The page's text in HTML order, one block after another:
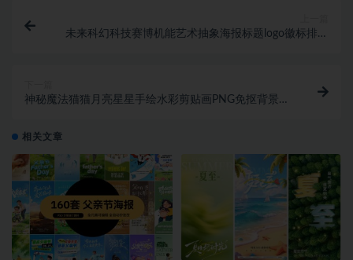
未来科幻科技赛博机能艺术抽象海报标题logo徽标排版
神秘魔法猫猫月亮星星手绘水彩剪贴画PNG免抠背景图
相关文章